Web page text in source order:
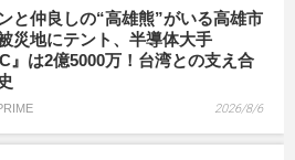
と仲良しの“高雄熊”がいる高雄市
災地にテント、半導体大手
』は2億5000万！台湾との支え合
2026/8/6